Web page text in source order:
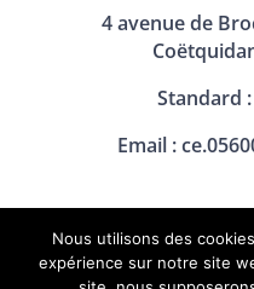
4 avenue de
Standard
Email :
Mentions légales|
Nous utilisons des
expérience sur notre site